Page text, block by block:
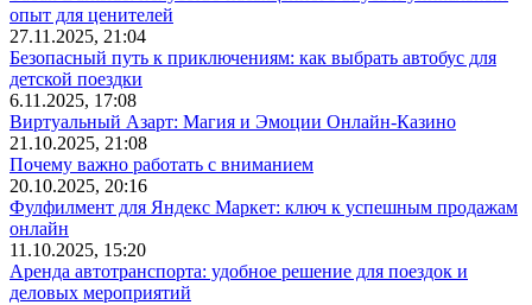
опыт для ценителей
27.11.2025, 21:04
Безопасный путь к приключениям: как выбрать автобус для
детской поездки
6.11.2025, 17:08
Виртуальный Азарт: Магия и Эмоции Онлайн-Казино
21.10.2025, 21:08
Почему важно работать с вниманием
20.10.2025, 20:16
Фулфилмент для Яндекс Маркет: ключ к успешным продажам
онлайн
11.10.2025, 15:20
Аренда автотранспорта: удобное решение для поездок и
деловых мероприятий